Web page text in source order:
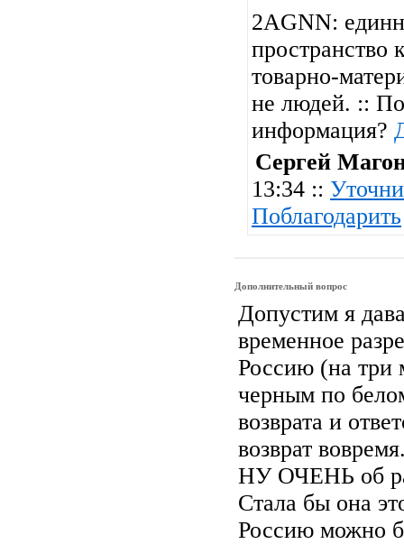
2AGNN:
пространство
товарно-
не людей. ::
информация?
Сергей
13:34 ::
Поблагодарить
Дополнительный вопрос
Допустим я
временное
Россию (на три
черным по
возврата и
возврат
НУ ОЧЕНЬ об
Стала бы она
Россию можно